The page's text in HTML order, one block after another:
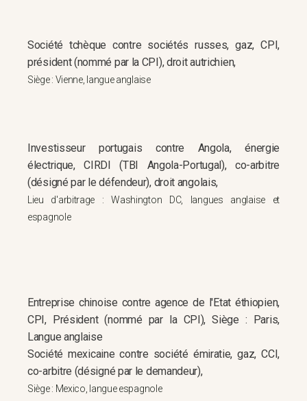
Société tchèque contre sociétés russes, gaz, CPI,
président (nommé par la CPI), droit autrichien,
Siège : Vienne, langue anglaise
Investisseur portugais contre Angola, énergie
électrique, CIRDI (TBI Angola-Portugal), co-arbitre
(désigné par le défendeur), droit angolais,
Lieu d'arbitrage : Washington DC, langues anglaise et
espagnole
Entreprise chinoise contre agence de l'Etat éthiopien,
CPI, Président (nommé par la CPI), Siège : Paris,
Langue anglaise
Société mexicaine contre société émiratie, gaz, CCI,
co-arbitre (désigné par le demandeur),
Siège : Mexico, langue espagnole